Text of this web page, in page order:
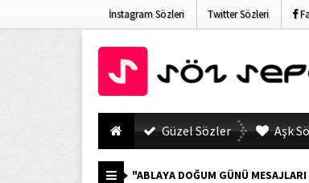
İnstagram Sözleri Twitter Sözleri
Güzel Sözler Aşk
"ABLAYA DOĞUM GÜNÜ